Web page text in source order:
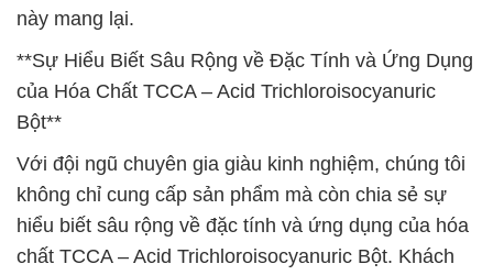
này mang lại.
**Sự Hiểu Biết Sâu Rộng về Đặc Tính và Ứng Dụng
của Hóa Chất TCCA – Acid Trichloroisocyanuric
Bột**
Với đội ngũ chuyên gia giàu kinh nghiệm, chúng tôi
không chỉ cung cấp sản phẩm mà còn chia sẻ sự
hiểu biết sâu rộng về đặc tính và ứng dụng của hóa
chất TCCA – Acid Trichloroisocyanuric Bột. Khách